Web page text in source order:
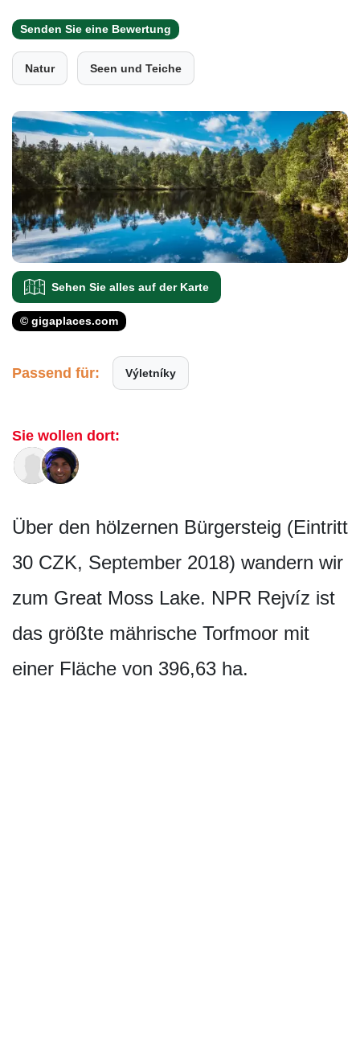
Senden Sie eine Bewertung
Natur Seen und Teiche
Sehen Sie alles auf der Karte
© gigaplaces.com
Passend für: Výletníky
Sie wollen dort:
Über den hölzernen Bürgersteig (Eintritt
30 CZK, September 2018) wandern wir
zum Great Moss Lake. NPR Rejvíz ist
das größte mährische Torfmoor mit
einer Fläche von 396,63 ha.